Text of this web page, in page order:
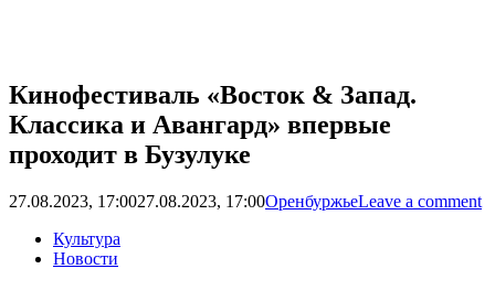
Кинофестиваль «Восток & Запад.
Классика и Авангард» впервые
проходит в Бузулуке
27.08.2023, 17:0027.08.2023, 17:00ОренбуржьеLeave a comment
Культура
Новости